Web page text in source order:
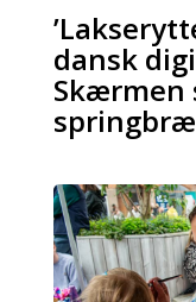
dansk
Skærmen